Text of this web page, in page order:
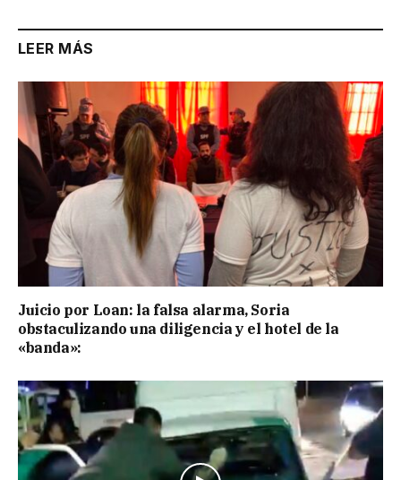
LEER MÁS
Juicio por Loan: la falsa alarma, Soria
obstaculizando una diligencia y el hotel de la
«banda»: